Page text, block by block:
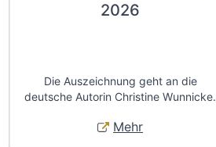
2026
Die Auszeichnung geht an die
deutsche Autorin Christine Wunnicke.
Mehr